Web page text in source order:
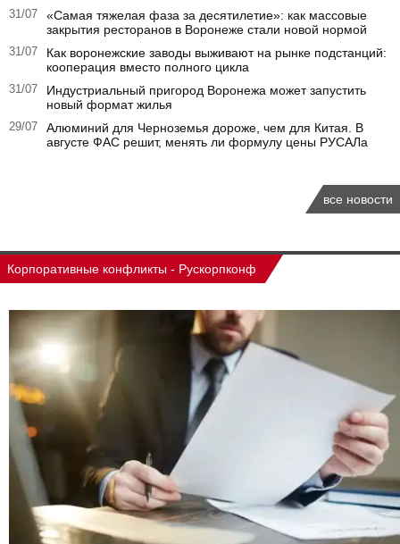
31/07
«Самая тяжелая фаза за десятилетие»: как массовые
закрытия ресторанов в Воронеже стали новой нормой
31/07
Как воронежские заводы выживают на рынке подстанций:
кооперация вместо полного цикла
31/07
Индустриальный пригород Воронежа может запустить
новый формат жилья
29/07
Алюминий для Черноземья дороже, чем для Китая. В
августе ФАС решит, менять ли формулу цены РУСАЛа
все новости
Корпоративные конфликты - Рускорпконф